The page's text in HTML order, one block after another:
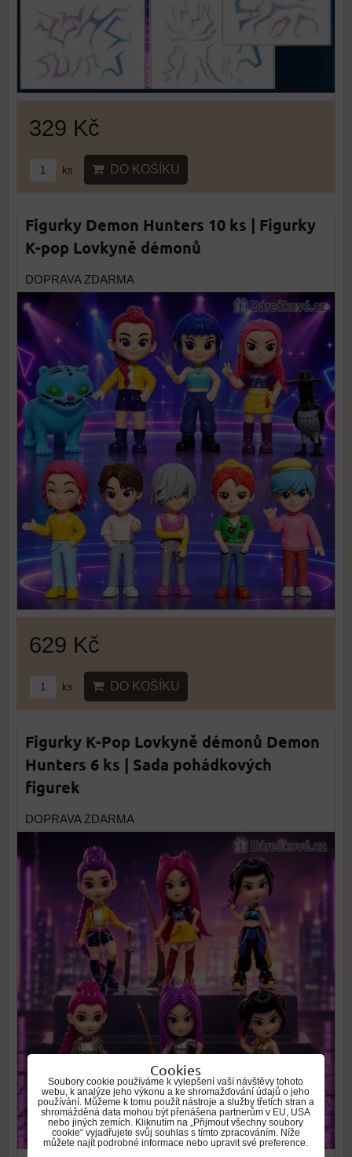
329 Kč
ks DO KOŠÍKU
Figurky Demon Hunters 10 ks | Figurky
K-pop Lovkyně démonů
DOPRAVA ZDARMA
629 Kč
ks DO KOŠÍKU
Figurky K-Pop Lovkyně démonů Demon
Hunters 6 ks | Sada pohádkových
figurek
DOPRAVA ZDARMA
Cookies
Soubory cookie používáme k vylepšení vaší návštěvy tohoto
webu, k analýze jeho výkonu a ke shromažďování údajů o jeho
používání. Můžeme k tomu použít nástroje a služby třetích stran a
shromážděná data mohou být přenášena partnerům v EU, USA
nebo jiných zemích. Kliknutím na „Přijmout všechny soubory
cookie“ vyjadřujete svůj souhlas s tímto zpracováním. Níže
můžete najít podrobné informace nebo upravit své preference.